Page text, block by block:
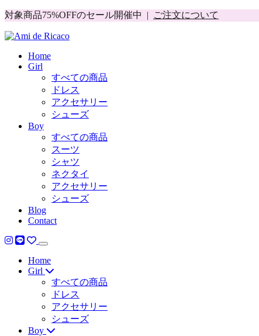
対象商品75%OFFのセール開催中 | ご注文について
Home
Girl
すべての商品
ドレス
アクセサリー
シューズ
Boy
すべての商品
スーツ
シャツ
ネクタイ
アクセサリー
シューズ
Blog
Contact
Home
Girl
すべての商品
ドレス
アクセサリー
シューズ
Boy